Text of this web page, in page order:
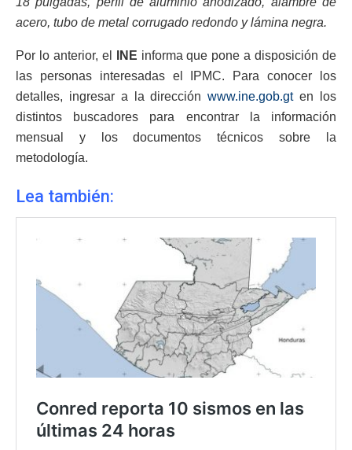
acero, tubo de metal corrugado redondo y lámina negra.
Por lo anterior, el INE informa que pone a disposición de
las personas interesadas el IPMC. Para conocer los
detalles, ingresar a la direcciónwww.ine.gob.gten los
distintos buscadores para encontrar la información
mensual y los documentos técnicos sobre la
metodología.
Lea también: